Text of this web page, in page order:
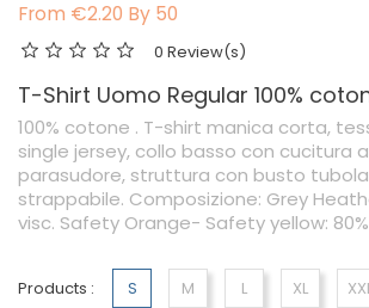
From €2.20 By 50
0 Review(s)
T-Shirt Uomo Regular 100%
100% cotone . T-shirt manica corta,
single jersey, collo basso con cucitura
parasudore, struttura con busto
strappabile. Composizione: Grey
visc. Safety Orange- Safety yellow:
Products : S M L XL